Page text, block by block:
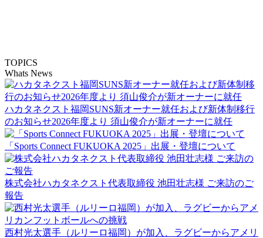
TOPICS
Whats News
ハカタネクスト福岡SUNS新オーナー就任および新体制移行
のお知らせ2026年度より 須山俊介が新オーナーに就任
「Sports Connect FUKUOKA 2025」出展・登壇について
株式会社ハカタネクスト代表取締役 池田壮志様 ご来訪のご
報告
西村光太選手（ルリーロ福岡）が加入、ラグビーからアメリ